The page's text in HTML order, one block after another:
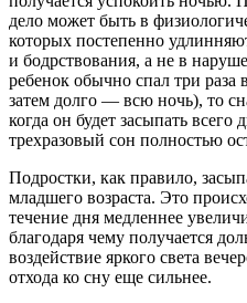
дело может быть в
которых постепенно
и бодрствования, а не в
ребенок обычно спал три раза
затем долго — всю ночь), то
когда он будет засыпать всего
трехразовый сон полностью
Подростки, как правило,
младшего возраста. Это
течение дня медленнее
благодаря чему получается
воздействие яркого света
отхода ко сну еще сильнее.